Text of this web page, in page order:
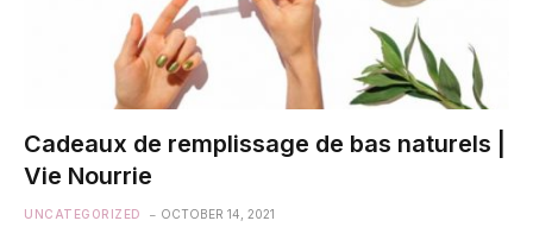
Cadeaux de remplissage de bas naturels |
Vie Nourrie
UNCATEGORIZED OCTOBER 14, 2021